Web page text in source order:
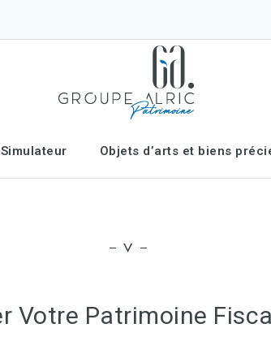
Simulateur Objets d’arts et biens
Votre Patrimoine